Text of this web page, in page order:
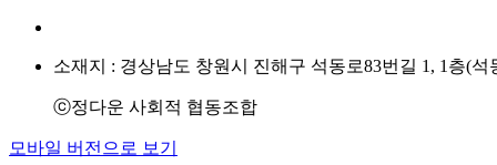
소재지 : 경상남도 창원시 진해구 석동로83번길 1, 1층(석
ⓒ정다운 사회적 협동조합
모바일 버전으로 보기